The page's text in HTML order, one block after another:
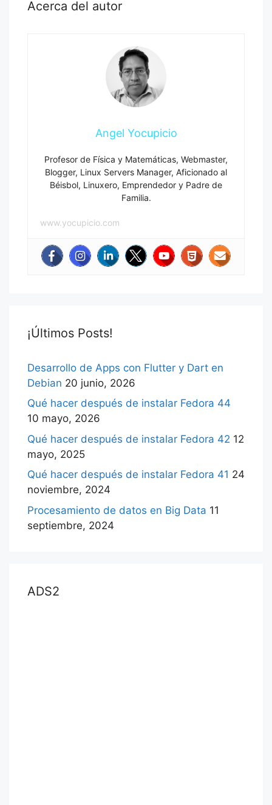
Acerca del autor
Angel Yocupicio
Profesor de Física y Matemáticas, Webmaster,
Blogger, Linux Servers Manager, Aficionado al
Béisbol, Linuxero, Emprendedor y Padre de
Familia.
www.yocupicio.com
¡Últimos Posts!
Desarrollo de Apps con Flutter y Dart en
Debian 20 junio, 2026
Qué hacer después de instalar Fedora 44
10 mayo, 2026
Qué hacer después de instalar Fedora 42 12
mayo, 2025
Qué hacer después de instalar Fedora 41 24
noviembre, 2024
Procesamiento de datos en Big Data 11
septiembre, 2024
ADS2